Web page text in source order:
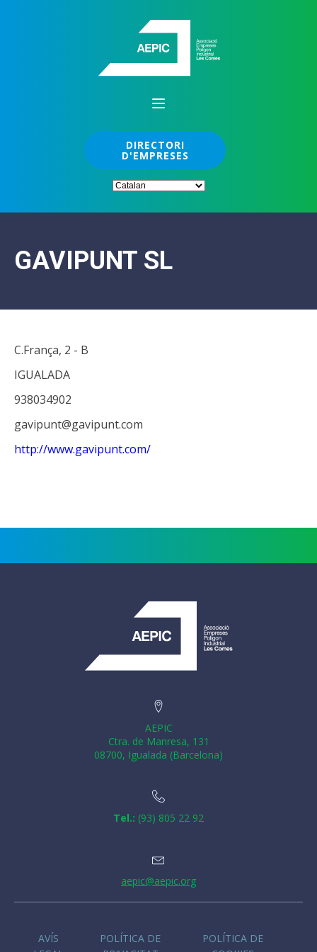
DIRECTORI
D'EMPRESES
GAVIPUNT SL
C.França, 2 - B
IGUALADA
938034902
gavipunt@gavipunt.com
http://www.gavipunt.com/
AEPIC
Ctra. de Manresa, 131
08700, Igualada (Barcelona)
Tel.: (93) 805 22 92
aepic@aepic.org
AVÍS
POLÍTICA DE
POLÍTICA DE